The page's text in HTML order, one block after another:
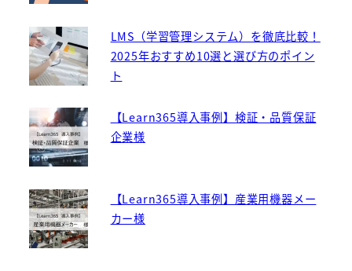
LMS（学習管理システム）を徹底比較！
2025年おすすめ10選と選び方のポイン
ト
【Learn365導入事例】検証・品質保証
企業様
【Learn365導入事例】産業用機器メー
カー様